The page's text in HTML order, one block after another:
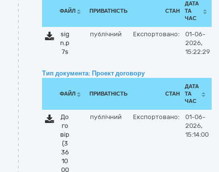
ФАЙЛ ПРИВАТНІСТЬ СТАН
ДАТА
ТА
ЧАС
sig
n.p
7s
публічний Експортовано:
01-06-
2026,
15:22:29
Тип документа: Проект договору
ФАЙЛ ПРИВАТНІСТЬ СТАН
ДАТА
ТА
ЧАС
До
го
вір
(3
36
10
00
публічний Експортовано:
01-06-
2026,
15:14:00